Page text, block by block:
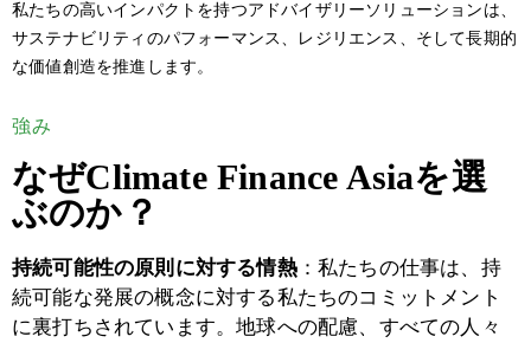
私たちの高いインパクトを持つアドバイザリーソリューションは、
サステナビリティのパフォーマンス、レジリエンス、そして長期的
な価値創造を推進します。
強み
なぜClimate Finance Asiaを選
ぶのか？
持続可能性の原則に対する情熱：私たちの仕事は、持
続可能な発展の概念に対する私たちのコミットメント
に裏打ちされています。地球への配慮、すべての人々